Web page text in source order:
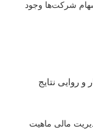
وجود
نتایج
ماهیت